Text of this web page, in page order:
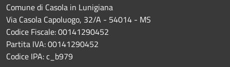
Comune di Casola in Lunigiana
Via Casola Capoluogo, 32/A - 54014 - MS
Codice Fiscale: 00141290452
Partita IVA: 00141290452
Codice IPA: c_b979